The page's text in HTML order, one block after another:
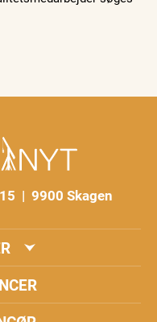
| 9900 Skagen